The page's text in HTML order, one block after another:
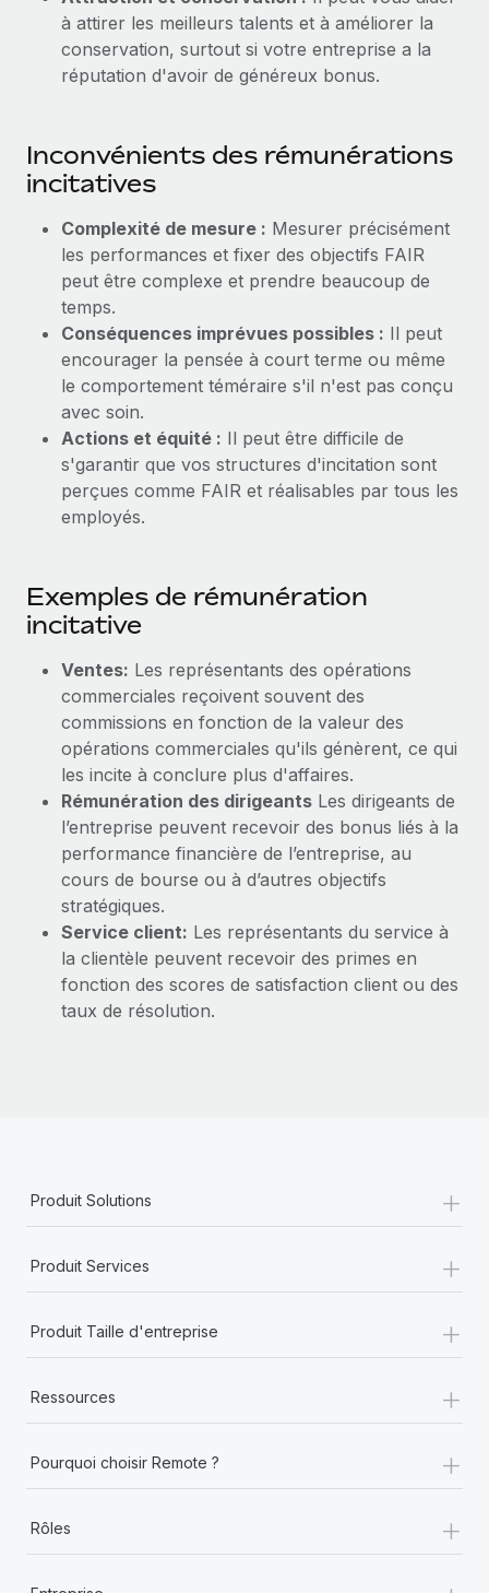
Comment Phiture gère ses 55 employés
répartis dans 19 pays grâce à Remote
Phiture, un leader notable du conseil en matière de
à attirer les meilleurs talents et à améliorer la
conservation, surtout si votre entreprise a la
réputation d'avoir de généreux bonus.
Inconvénients des rémunérations
incitatives
Complexité de mesure : Mesurer précisément
les performances et fixer des objectifs FAIR
peut être complexe et prendre beaucoup de
temps.
Conséquences imprévues possibles : Il peut
encourager la pensée à court terme ou même
le comportement téméraire s'il n'est pas conçu
avec soin.
Actions et équité : Il peut être difficile de
s'garantir que vos structures d'incitation sont
perçues comme FAIR et réalisables par tous les
employés.
Exemples de rémunération
incitative
Ventes: Les représentants des opérations
commerciales reçoivent souvent des
commissions en fonction de la valeur des
opérations commerciales qu'ils génèrent, ce qui
les incite à conclure plus d'affaires.
Rémunération des dirigeants Les dirigeants de
l’entreprise peuvent recevoir des bonus liés à la
performance financière de l’entreprise, au
cours de bourse ou à d’autres objectifs
stratégiques.
Service client: Les représentants du service à
la clientèle peuvent recevoir des primes en
fonction des scores de satisfaction client ou des
taux de résolution.
Produit Solutions +
Produit Services +
Produit Taille d'entreprise +
Ressources +
Pourquoi choisir Remote ? +
Rôles +